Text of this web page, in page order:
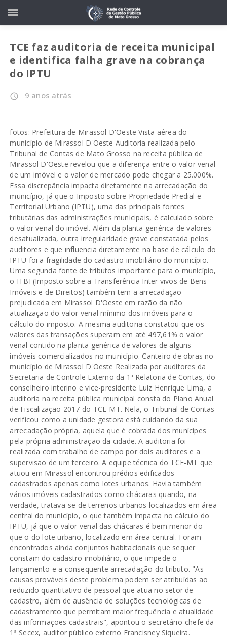
TCE faz auditoria de receita municipal
e identifica falha grave na cobrança
do IPTU
access_time 9 anos atrás
fotos: Prefeitura de Mirassol D'Oeste Vista aérea do
município de Mirassol D'Oeste Auditoria realizada pelo
Tribunal de Contas de Mato Grosso na receita pública de
Mirassol D'Oeste revelou que a diferença entre o valor venal
de um imóvel e o valor de mercado pode chegar a 25.000%.
Essa discrepância impacta diretamente na arrecadação do
município, já que o Imposto sobre Propriedade Predial e
Territorial Urbano (IPTU), uma das principais fontes
tributárias das administrações municipais, é calculado sobre
o valor venal do imóvel. Além da planta genérica de valores
desatualizada, outra irregularidade grave constatada pelos
auditores e que influencia diretamente na base de cálculo do
IPTU foi a fragilidade do cadastro imobiliário do município.
Uma segunda fonte de tributos importante para o município,
o ITBI (Imposto sobre a Transferência Inter vivos de Bens
Imóveis e de Direitos) também tem a arrecadação
prejudicada em Mirassol D'Oeste em razão da não
atualização do valor venal mínimo dos imóveis para o
cálculo do imposto. A mesma auditoria constatou que os
valores das transações superam em até 497,61% o valor
venal contido na planta genérica de valores de alguns
imóveis comercializados no município. Canteiro de obras no
município de Mirassol D'Oeste Realizada por auditores da
Secretaria de Controle Externo da 1ª Relatoria de Contas, do
conselheiro interino e vice-presidente Luiz Henrique Lima, a
auditoria na receita pública municipal consta do Plano Anual
de Fiscalização 2017 do TCE-MT. Nela, o Tribunal de Contas
verificou como a unidade gestora está cuidando da sua
arrecadação própria, aquela que é cobrada dos munícipes
pela própria administração da cidade. A auditoria foi
realizada com trabalho de campo por dois auditores e a
supervisão de um terceiro. A equipe técnica do TCE-MT que
atuou em Mirassol encontrou prédios edificados
cadastrados apenas como lotes urbanos. Havia também
vários imóveis cadastrados como chácaras quando, na
verdade, tratava-se de terrenos urbanos localizados em área
central do município, o que também impacta no cálculo do
IPTU, já que o valor venal das chácaras é bem menor do
que o do lote urbano, localizado em área central. Foram
encontrados ainda conjuntos habitacionais que sequer
constam do cadastro imobiliário, o que impede o
lançamento e a consequente arrecadação do tributo. "As
causas prováveis deste problema podem ser atribuídas ao
reduzido quantitativo de pessoal que atua no setor de
cadastro, além de ausência de soluções tecnológicas de
cadastramento que permitam maior frequência e atualidade
das informações cadastrais", apontou o secretário-chefe da
1ª Secex, auditor público externo Francisney Siqueira.